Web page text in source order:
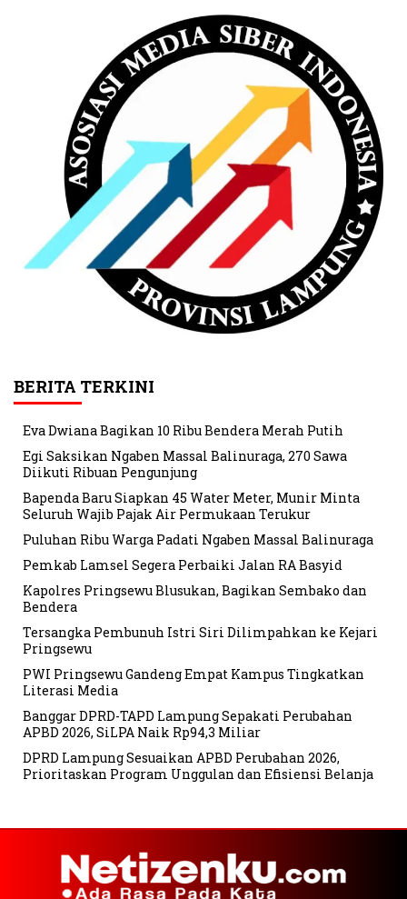
BERITA TERKINI
Eva Dwiana Bagikan 10 Ribu Bendera Merah Putih
Egi Saksikan Ngaben Massal Balinuraga, 270 Sawa
Diikuti Ribuan Pengunjung
Bapenda Baru Siapkan 45 Water Meter, Munir Minta
Seluruh Wajib Pajak Air Permukaan Terukur
Puluhan Ribu Warga Padati Ngaben Massal Balinuraga
Pemkab Lamsel Segera Perbaiki Jalan RA Basyid
Kapolres Pringsewu Blusukan, Bagikan Sembako dan
Bendera
Tersangka Pembunuh Istri Siri Dilimpahkan ke Kejari
Pringsewu
PWI Pringsewu Gandeng Empat Kampus Tingkatkan
Literasi Media
Banggar DPRD-TAPD Lampung Sepakati Perubahan
APBD 2026, SiLPA Naik Rp94,3 Miliar
DPRD Lampung Sesuaikan APBD Perubahan 2026,
Prioritaskan Program Unggulan dan Efisiensi Belanja